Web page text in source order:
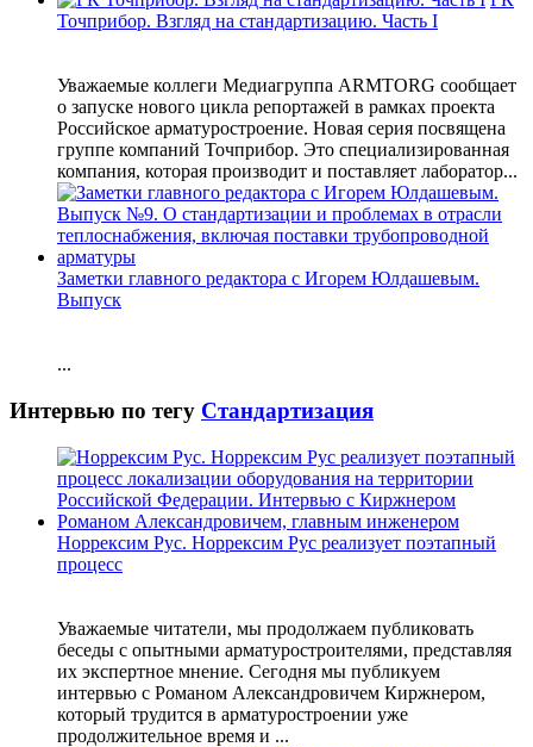
Точприбор. Взгляд на стандартизацию. Часть I
Уважаемые коллеги Медиагруппа ARMTORG сообщает
о запуске нового цикла репортажей в рамках проекта
Российское арматуростроение. Новая серия посвящена
группе компаний Точприбор. Это специализированная
компания, которая производит и поставляет лаборатор...
Заметки главного редактора с Игорем Юлдашевым.
Выпуск
...
Интервью по тегу Стандартизация
Норрексим Рус. Норрексим Рус реализует поэтапный
процесс
Уважаемые читатели, мы продолжаем публиковать
беседы с опытными арматуростроителями, представляя
их экспертное мнение. Сегодня мы публикуем
интервью с Романом Александровичем Киржнером,
который трудится в арматуростроении уже
продолжительное время и ...